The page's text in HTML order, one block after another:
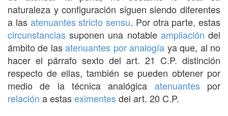
naturaleza y configuración siguen siendo diferentes
a las atenuantes stricto sensu. Por otra parte, estas
circunstancias suponen una notable ampliación del
ámbito de lasatenuantes por analogía ya que, al no
hacer el párrafo sexto del art. 21 C.P. distinción
respecto de ellas, también se pueden obtener por
medio de la técnica analógica atenuantespor
relación a estaseximentesdel art. 20 C.P.